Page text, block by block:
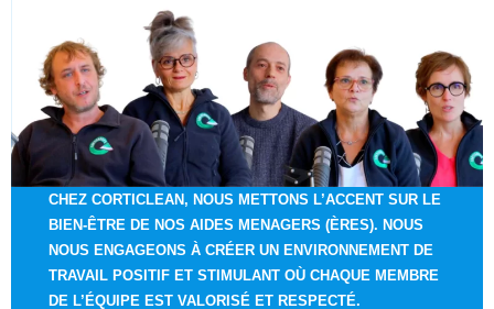
CHEZ CORTICLEAN, NOUS METTONS L’ACCENT SUR LE
BIEN-ÊTRE DE NOS AIDES MENAGERS (ÈRES). NOUS
NOUS ENGAGEONS À CRÉER UN ENVIRONNEMENT DE
TRAVAIL POSITIF ET STIMULANT OÙ CHAQUE MEMBRE
DE L’ÉQUIPE EST VALORISÉ ET RESPECTÉ.